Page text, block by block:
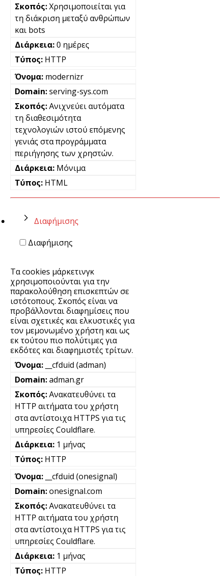
Χρησιμοποιείται για
τη διάκριση μεταξύ ανθρώπων
και bots
0 ημέρες
HTTP
modernizr
serving-sys.com
Ανιχνεύει αυτόματα
τη διαθεσιμότητα
τεχνολογιών ιστού επόμενης
γενιάς στα προγράμματα
περιήγησης των χρηστών.
Μόνιμα
HTML
Διαφήμισης
Διαφήμισης
Τα cookies μάρκετινγκ
χρησιμοποιούνται για την
παρακολούθηση επισκεπτών σε
ιστότοπους. Σκοπός είναι να
προβάλλονται διαφημίσεις που
είναι σχετικές και ελκυστικές για
τον μεμονωμένο χρήστη και ως
εκ τούτου πιο πολύτιμες για
εκδότες και διαφημιστές τρίτων.
__cfduid (adman)
adman.gr
Ανακατευθύνει τα
HTTP αιτήματα του χρήστη
στα αντίστοιχα HTTPS για τις
υπηρεσίες Couldflare.
1 μήνας
HTTP
__cfduid (onesignal)
onesignal.com
Ανακατευθύνει τα
HTTP αιτήματα του χρήστη
στα αντίστοιχα HTTPS για τις
υπηρεσίες Couldflare.
1 μήνας
HTTP